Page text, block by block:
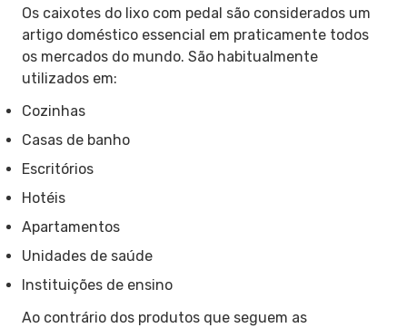
Os caixotes do lixo com pedal são considerados um
artigo doméstico essencial em praticamente todos
os mercados do mundo. São habitualmente
utilizados em:
Cozinhas
Casas de banho
Escritórios
Hotéis
Apartamentos
Unidades de saúde
Instituições de ensino
Ao contrário dos produtos que seguem as